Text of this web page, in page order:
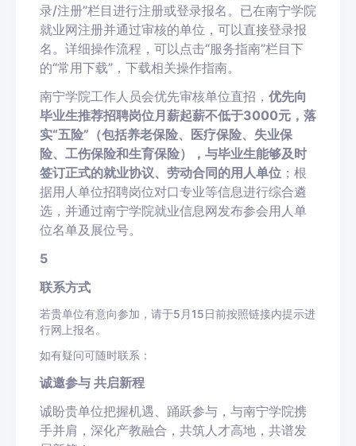
录/注册”栏目进行注册或登录报名。已在南宁学院
就业网注册并通过审核的单位，可以直接登录报
名。详细操作流程，可以点击“服务指南”栏目下
的“常用下载”，下载相关操作指南。
南宁学院工作人员会优先审核单位直招， 优先向
毕业生推荐招聘岗位月薪起薪不低于3000元，落
实“五险”（包括养老保险、医疗保险、失业保
险、工伤保险和生育保险），与毕业生能够及时
签订正式的就业协议、劳动合同的用人单位 ；根
据用人单位招聘岗位对口专业等信息进行综合遴
选，并通过南宁学院就业信息网发布参会用人单
位名单及展位号。
5
联系方式
若贵单位有意向参加，请于5月15日前按照链接内提示进
行网上报名。
如有疑问可随时联系：
诚邀参与 共启新程
诚盼贵单位把握机遇、踊跃参与，与南宁学院携
手并肩，深化产教融合，共筑人才高地，共谱发